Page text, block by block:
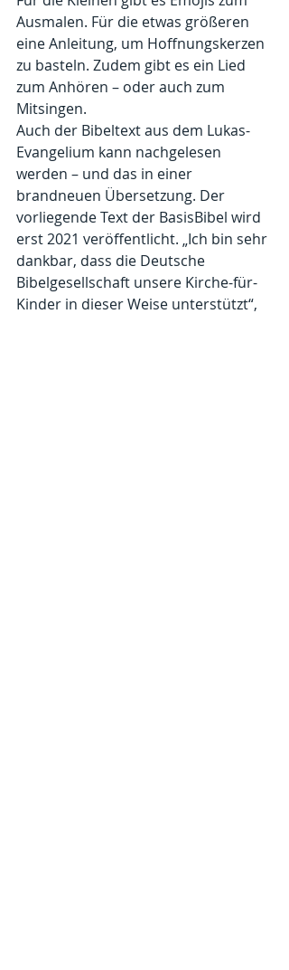
Ausmalen. Für die etwas größeren
eine Anleitung, um Hoffnungskerzen
zu basteln. Zudem gibt es ein Lied
zum Anhören – oder auch zum
Mitsingen.
Auch der Bibeltext aus dem Lukas-
Evangelium kann nachgelesen
werden – und das in einer
brandneuen Übersetzung. Der
vorliegende Text der BasisBibel wird
erst 2021 veröffentlicht. „Ich bin sehr
dankbar, dass die Deutsche
Bibelgesellschaft unsere Kirche-für-
Kinder in dieser Weise unterstützt“,